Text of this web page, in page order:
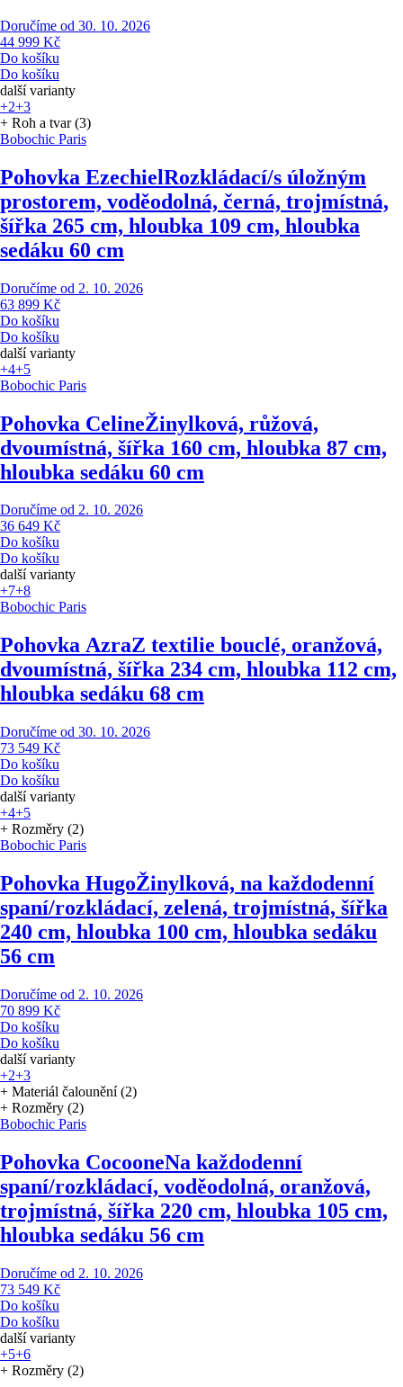
Doručíme od 30. 10. 2026
44 999 Kč
Do košíku
Do košíku
další varianty
+2+3
+ Roh a tvar (3)
Bobochic Paris
Pohovka EzechielRozkládací/s úložným
prostorem, voděodolná, černá, trojmístná,
šířka 265 cm, hloubka 109 cm, hloubka
sedáku 60 cm
Doručíme od 2. 10. 2026
63 899 Kč
Do košíku
Do košíku
další varianty
+4+5
Bobochic Paris
Pohovka CelineŽinylková, růžová,
dvoumístná, šířka 160 cm, hloubka 87 cm,
hloubka sedáku 60 cm
Doručíme od 2. 10. 2026
36 649 Kč
Do košíku
Do košíku
další varianty
+7+8
Bobochic Paris
Pohovka AzraZ textilie bouclé, oranžová,
dvoumístná, šířka 234 cm, hloubka 112 cm,
hloubka sedáku 68 cm
Doručíme od 30. 10. 2026
73 549 Kč
Do košíku
Do košíku
další varianty
+4+5
+ Rozměry (2)
Bobochic Paris
Pohovka HugoŽinylková, na každodenní
spaní/rozkládací, zelená, trojmístná, šířka
240 cm, hloubka 100 cm, hloubka sedáku
56 cm
Doručíme od 2. 10. 2026
70 899 Kč
Do košíku
Do košíku
další varianty
+2+3
+ Materiál čalounění (2)
+ Rozměry (2)
Bobochic Paris
Pohovka CocooneNa každodenní
spaní/rozkládací, voděodolná, oranžová,
trojmístná, šířka 220 cm, hloubka 105 cm,
hloubka sedáku 56 cm
Doručíme od 2. 10. 2026
73 549 Kč
Do košíku
Do košíku
další varianty
+5+6
+ Rozměry (2)